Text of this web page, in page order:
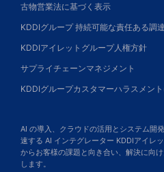
古物営業法に基づく表示
KDDIグループ 持続可能な責任ある調
KDDIアイレットグループ人権方針
サプライチェーンマネジメント
KDDIグループカスタマーハラスメン
AI の導入、クラウドの活用とシステム開
速する AI インテグレーター KDDIアイレ
からお客様の課題と向き合い、解決に向
します。